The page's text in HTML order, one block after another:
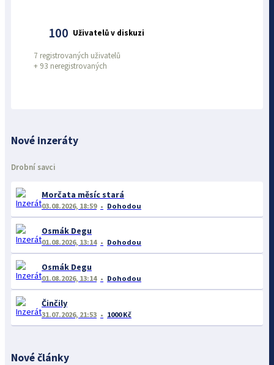
100 Uživatelů v diskuzi
7 registrovaných uživatelů
+ 93 neregistrovaných
Nové inzeráty
Drobní savci
Morčata měsíc stará
03.08.2026, 18:59 Dohodou
Osmák Degu
01.08.2026, 13:14 Dohodou
Osmák Degu
01.08.2026, 13:14 Dohodou
Činčily
31.07.2026, 21:53 1000 Kč
Nové články